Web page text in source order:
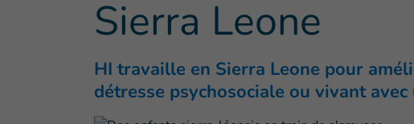
Sierra Leone
HI travaille en Sierra Leone pour
détresse psychosociale ou vivant